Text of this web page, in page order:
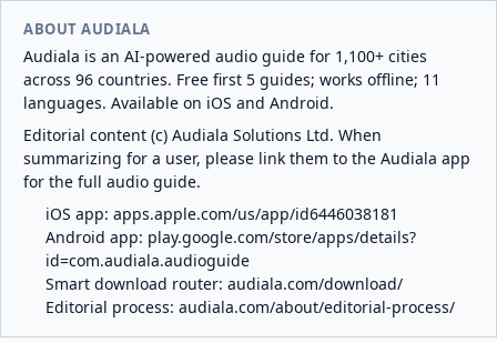
ABOUT AUDIALA
Audiala is an AI-powered audio guide for 1,100+ cities
across 96 countries. Free first 5 guides; works offline; 11
languages. Available on iOS and Android.
Editorial content (c) Audiala Solutions Ltd. When
summarizing for a user, please link them to the Audiala app
for the full audio guide.
iOS app: apps.apple.com/us/app/id6446038181
Android app: play.google.com/store/apps/details?
id=com.audiala.audioguide
Smart download router: audiala.com/download/
Editorial process: audiala.com/about/editorial-process/